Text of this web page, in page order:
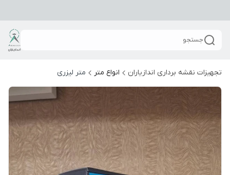
جستجو
تجهیزات نقشه برداری اندازیاران انواع متر متر لیزری